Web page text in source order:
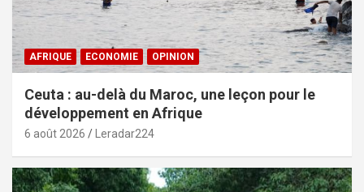
AFRIQUE ECONOMIE OPINION
Ceuta : au-delà du Maroc, une leçon pour le
développement en Afrique
6 août 2026 Leradar224